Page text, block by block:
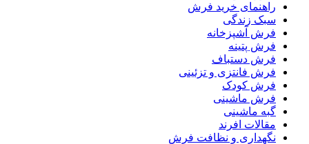
راهنمای خرید فرش
سبک زندگی
فرش آشپزخانه
فرش پتینه
فرش دستباف
فرش فانتزی و تزئینی
فرش کودک
فرش ماشینی
گبه ماشینی
مقالات افرند
نگهداری و نظافت فرش